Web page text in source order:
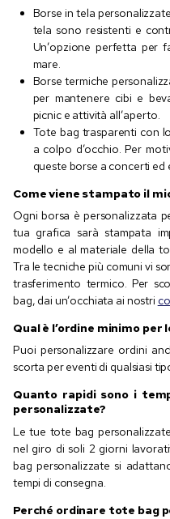
Borse in tela
tela sono resistenti e
Un’opzione perfetta per
mare.
Borse termiche
per mantenere cibi e
picnic e attività all’aperto.
Tote bag trasparenti con
a colpo d’occhio. Per
queste borse a concerti ed
Come viene stampato il
Ogni borsa è personalizzata
tua grafica sarà stampata
modello e al materiale della
Tra le tecniche più comuni vi
trasferimento termico. Per
bag, dai un’occhiata ai nostri
Qual è l’ordine minimo
Puoi personalizzare ordini
scorta per eventi di qualsiasi
Quanto rapidi sono i
personalizzate?
Le tue tote bag
nel giro di soli 2 giorni
bag personalizzate si
tempi di consegna.
Perché ordinare tote bag